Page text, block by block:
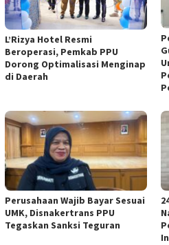
L’Rizya Hotel Resmi
Beroperasi, Pemkab PPU
Dorong Optimalisasi Menginap
di Daerah
Perusahaan Wajib Bayar Sesuai
UMK, Disnakertrans PPU
Tegaskan Sanksi Teguran